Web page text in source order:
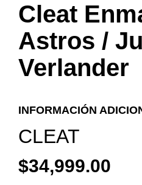
Cleat
Astros /
Verlander
INFORMACIÓN
CLEAT
$34,999.00